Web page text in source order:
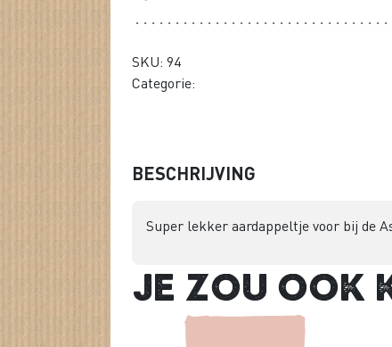
SKU: 94
Categorie:
BESCHRIJVING
Super lekker aardappeltje voor bij de
Je zou ook